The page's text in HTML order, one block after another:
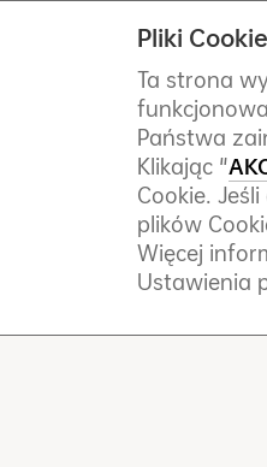
Promocje
Pliki
Ta strona
Państwa
Klikając "
Cookie.
plików
Więcej
Ustawienia